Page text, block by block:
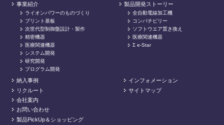
事業紹介
ライオンパワーのものづくり
プリント基板
次世代型制御盤設計・製作
精密機器
医療関連機器
システム開発
研究開発
プログラム開発
製品開発ストーリー
全自動電線加工機
コンパチビリー
ソフトウエア置き換え
医療関連機器
Σ e-Star
納入事例
リクルート
会社案内
お問い合わせ
製品PickUp＆ショッピング
インフォメーション
サイトマップ